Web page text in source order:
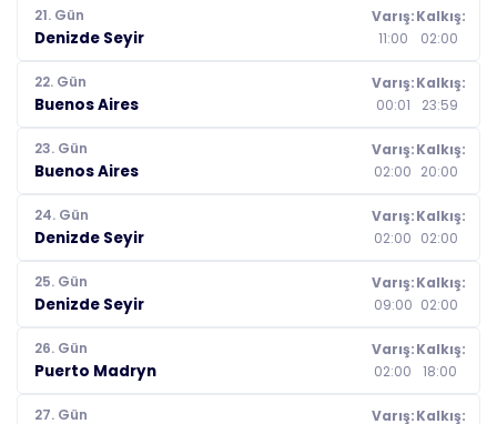
21. Gün
Denizde Seyir
Varış:
11:00
Kalkış:
02:00
22. Gün
Buenos Aires
Varış:
00:01
Kalkış:
23:59
23. Gün
Buenos Aires
Varış:
02:00
Kalkış:
20:00
24. Gün
Denizde Seyir
Varış:
02:00
Kalkış:
02:00
25. Gün
Denizde Seyir
Varış:
09:00
Kalkış:
02:00
26. Gün
Puerto Madryn
Varış:
02:00
Kalkış:
18:00
27. Gün
Varış:Kalkış: